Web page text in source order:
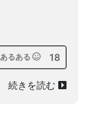
あるある 18
続きを読む